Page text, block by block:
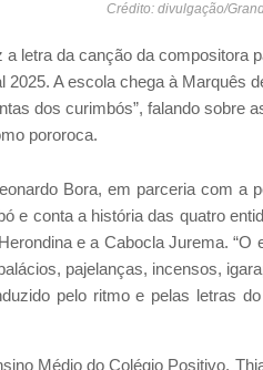
Crédito: divulgação/
a letra da canção da compositora
2025. A escola chega à Marquês
dos curimbós”, falando sobre
pororoca.
Bora, em parceria com a
e conta a história das quatro
e a Cabocla Jurema.
pajelanças, incensos,
pelo ritmo e pelas letras
Médio do Colégio Positivo,